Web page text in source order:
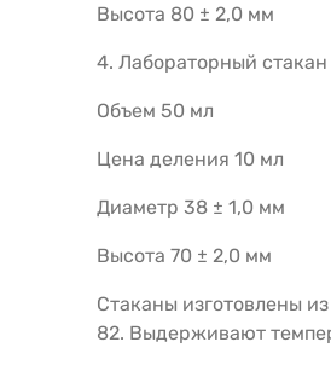
Высота 80 ± 2,0 мм
4. Лабораторный
Объем 50 мл
Цена деления 10 мл
Диаметр 38 ± 1,0 мм
Высота 70 ± 2,0 мм
Стаканы изготовлены
82. Выдерживают